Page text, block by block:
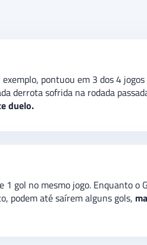
indicando uma aposta de
pontuou em 3 dos 4
derrota sofrida na rodada
duelo.
gol no mesmo jogo. Enquanto o
podem até saírem alguns gols,